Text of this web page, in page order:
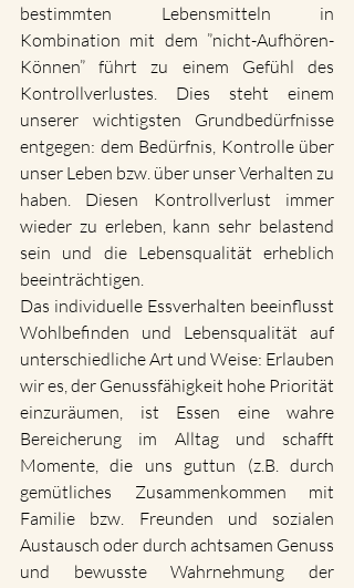
bestimmten Lebensmitteln in
Kombination mit dem ”nicht-Aufhören-
Können” führt zu einem Gefühl des
Kontrollverlustes. Dies steht einem
unserer wichtigsten Grundbedürfnisse
entgegen: dem Bedürfnis, Kontrolle über
unser Leben bzw. über unser Verhalten zu
haben. Diesen Kontrollverlust immer
wieder zu erleben, kann sehr belastend
sein und die Lebensqualität erheblich
beeinträchtigen.
Das individuelle Essverhalten beeinflusst
Wohlbefinden und Lebensqualität auf
unterschiedliche Art und Weise: Erlauben
wir es, der Genussfähigkeit hohe Priorität
einzuräumen, ist Essen eine wahre
Bereicherung im Alltag und schafft
Momente, die uns guttun (z.B. durch
gemütliches Zusammenkommen mit
Familie bzw. Freunden und sozialen
Austausch oder durch achtsamen Genuss
und bewusste Wahrnehmung der